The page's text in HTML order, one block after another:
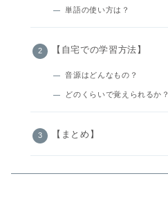
単語の使い方は？
【自宅での学習方法】
音源はどんなもの？
どのくらいで覚えられるか？
【まとめ】